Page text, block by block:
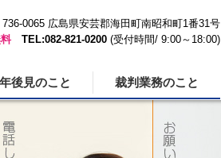
736-0065 広島県安芸郡海田町南昭和町1番31号
TEL:082-821-0200 (受付時間/ 9:00～18:00)
後見のこと 裁判業務のこと